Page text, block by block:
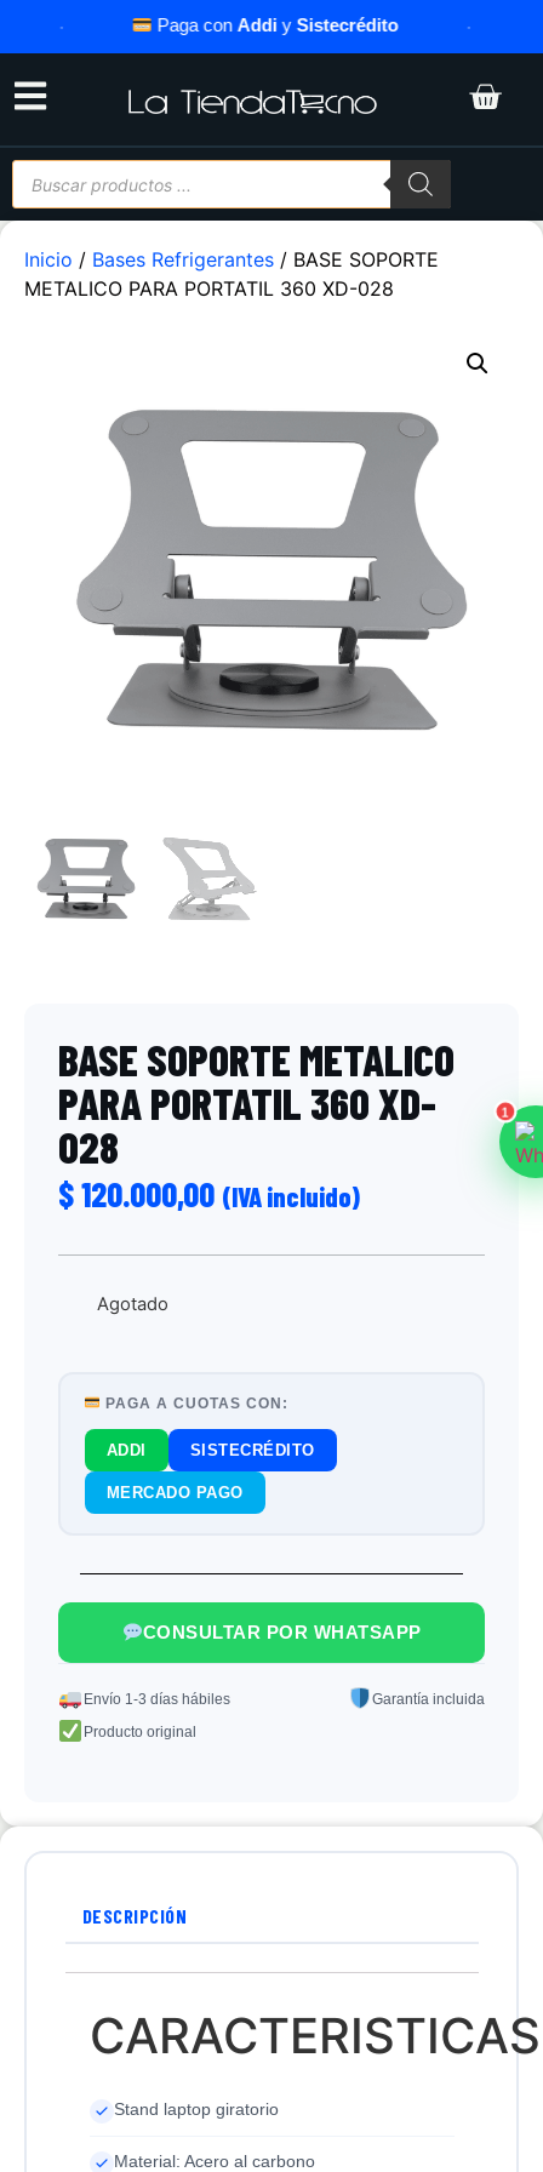
Paga conAddiySistecrédito
Inicio / Bases Refrigerantes / BASE SOPORTE
METALICO PARA PORTATIL 360 XD-028
BASE SOPORTE METALICO
PARA PORTATIL 360 XD-
028
$120.000,00 (IVA incluido)
Agotado
PAGA A CUOTAS CON:
ADDI SISTECRÉDITO
MERCADO PAGO
CONSULTAR POR WHATSAPP
Envío 1-3 días hábiles
Garantía incluida
Producto original
DESCRIPCIÓN
CARACTERISTICAS
Stand laptop giratorio
Material: Acero al carbono
1